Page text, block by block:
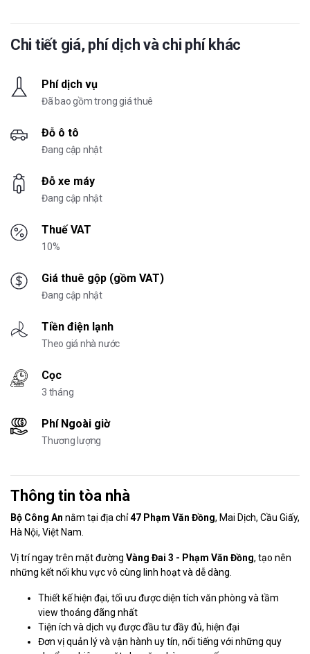
Chi tiết giá, phí dịch và chi phí khác
Phí dịch vụ
Đã bao gồm trong giá thuê
Đỗ ô tô
Đang cập nhật
Đỗ xe máy
Đang cập nhật
Thuế VAT
10%
Giá thuê gộp (gồm VAT)
Đang cập nhật
Tiền điện lạnh
Theo giá nhà nước
Cọc
3 tháng
Phí Ngoài giờ
Thương lượng
Thông tin tòa nhà
Bộ Công An nằm tại địa chỉ47 Phạm Văn Đồng, Mai Dịch, Cầu Giấy,
Hà Nội, Việt Nam.
Vị trí ngay trên mặt đường Vàng Đai 3 - Phạm Văn Đồng, tạo nên
những kết nối khu vực vô cùng linh hoạt và dễ dàng.
Thiết kế hiện đại, tối ưu được diện tích văn phòng và tầm
view thoáng đãng nhất
Tiện ích và dịch vụ được đầu tư đầy đủ, hiện đại
Đơn vị quản lý và vận hành uy tín, nổi tiếng với những quy